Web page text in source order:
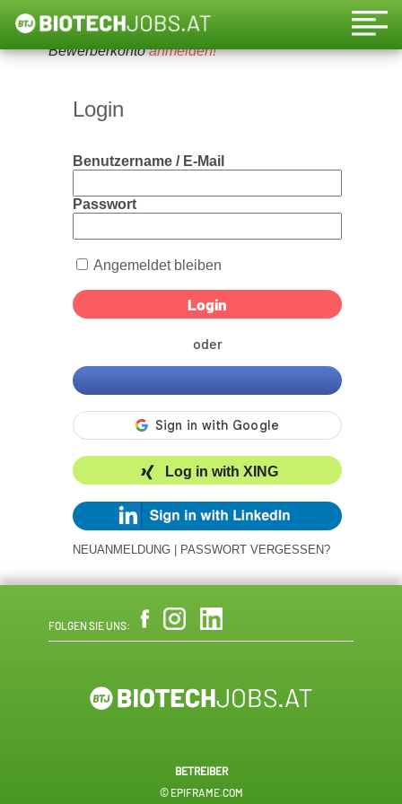
Um diese Funktion nutzen zu können, bitte ein
Bewerberkontoanmelden!
Login
Benutzername / E-Mail
Passwort
Angemeldet bleiben
oder
Log in with XING
NEUANMELDUNG PASSWORT VERGESSEN?
FOLGEN SIE UNS:
BETREIBER
© EPIFRAME.COM